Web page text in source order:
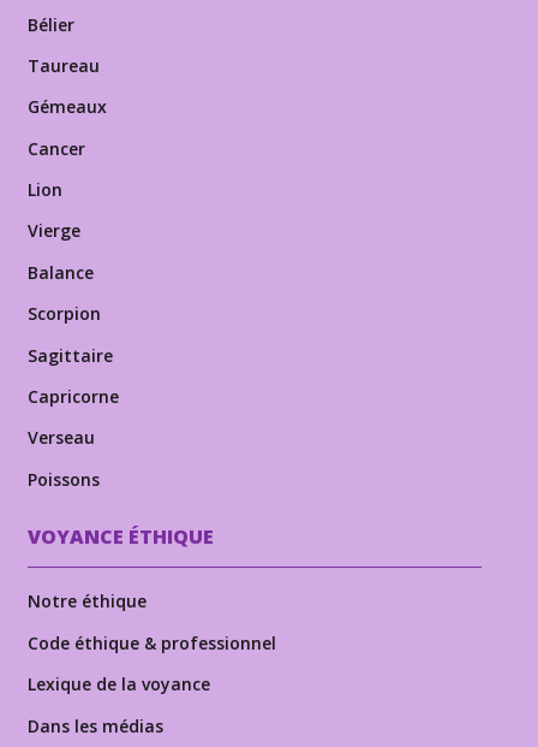
Bélier
Taureau
Gémeaux
Cancer
Lion
Vierge
Balance
Scorpion
Sagittaire
Capricorne
Verseau
Poissons
VOYANCE ÉTHIQUE
Notre éthique
Code éthique & professionnel
Lexique de la voyance
Dans les médias